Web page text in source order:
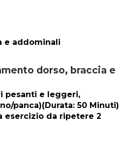
e addominali
dorso, braccia e
pesanti e leggeri,
panca)(Durata: 50 Minuti)
esercizio da ripetere 2